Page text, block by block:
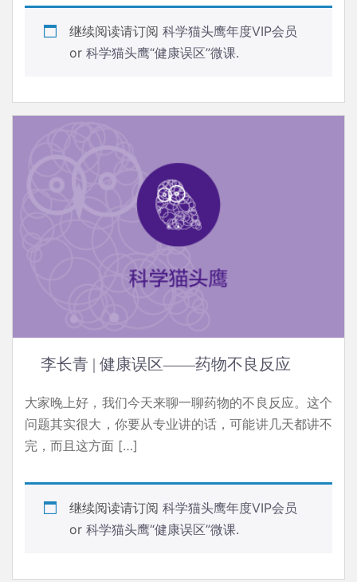
继续阅读请订阅 科学猫头鹰年度VIP会员
or 科学猫头鹰“健康误区”微课.
李长青 | 健康误区­——药物不良反应
大家晚上好，我们今天来聊一聊药物的不良反应。这个
问题其实很大，你要从专业讲的话，可能讲几天都讲不
完，而且这方面 […]
继续阅读请订阅 科学猫头鹰年度VIP会员
or 科学猫头鹰“健康误区”微课.